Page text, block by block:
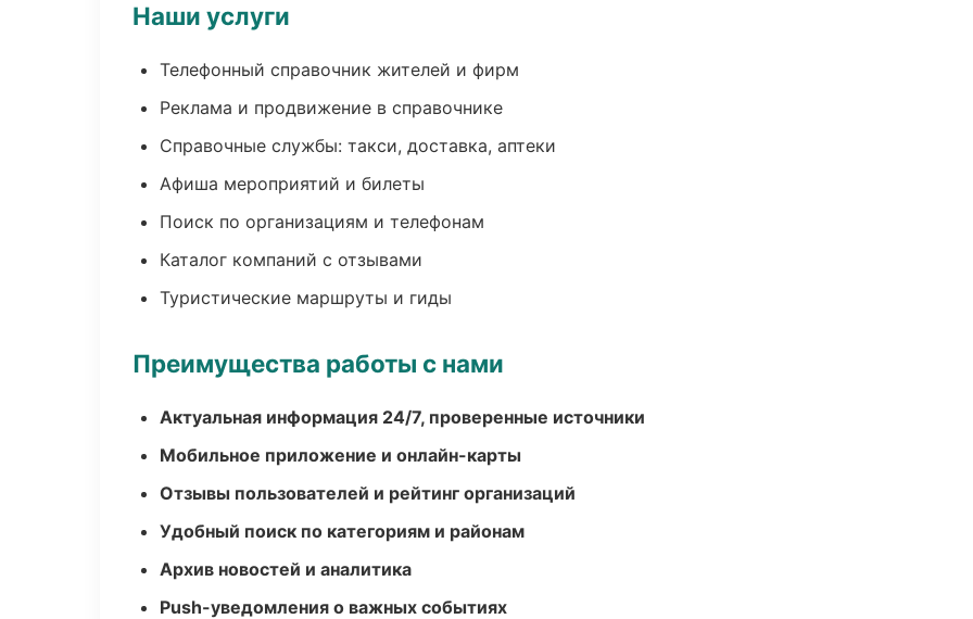
Наши услуги
Телефонный справочник жителей и фирм
Реклама и продвижение в справочнике
Справочные службы: такси, доставка, аптеки
Афиша мероприятий и билеты
Поиск по организациям и телефонам
Каталог компаний с отзывами
Туристические маршруты и гиды
Преимущества работы с нами
Актуальная информация 24/7, проверенные источники
Мобильное приложение и онлайн-карты
Отзывы пользователей и рейтинг организаций
Удобный поиск по категориям и районам
Архив новостей и аналитика
Push-уведомления о важных событиях